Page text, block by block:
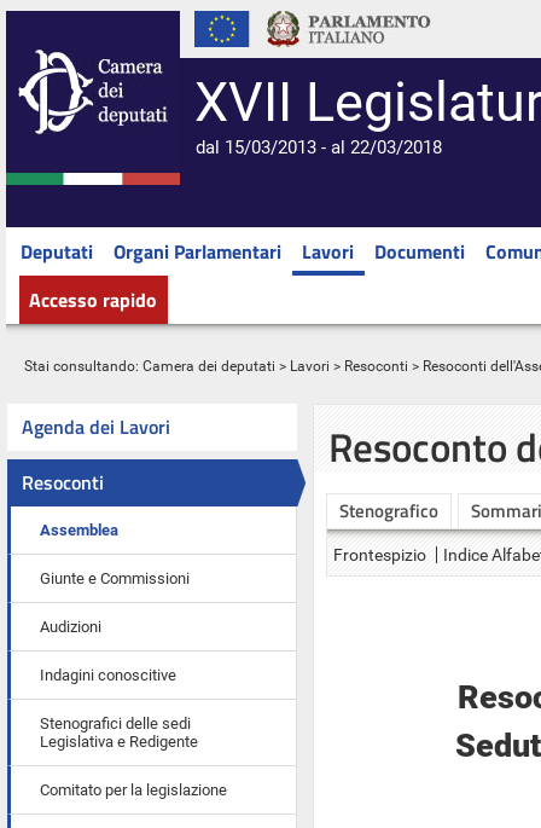
XVII
dal 15/03/2013 - al 22/03/2018
Deputati Organi Parlamentari Lavori Documenti
Accesso rapido
Stai consultando: Camera dei deputati > Lavori > Resoconti > Resoconti
Agenda dei Lavori
Resoconti
Assemblea
Giunte e Commissioni
Audizioni
Indagini conoscitive
Stenografici delle sedi
Legislativa e Redigente
Comitato per la legislazione
Resoconto
Stenografico
Frontespizio Indice